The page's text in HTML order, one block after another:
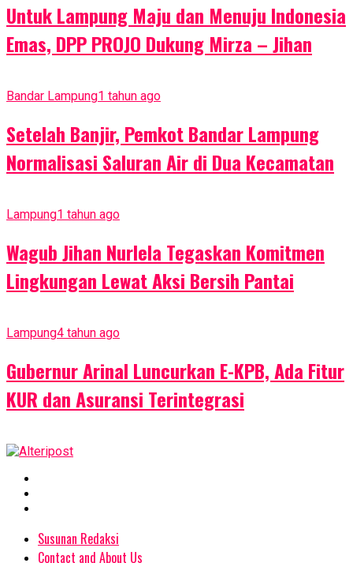
Untuk Lampung Maju dan Menuju Indonesia
Emas, DPP PROJO Dukung Mirza – Jihan
Bandar Lampung1 tahun ago
Setelah Banjir, Pemkot Bandar Lampung
Normalisasi Saluran Air di Dua Kecamatan
Lampung1 tahun ago
Wagub Jihan Nurlela Tegaskan Komitmen
Lingkungan Lewat Aksi Bersih Pantai
Lampung4 tahun ago
Gubernur Arinal Luncurkan E-KPB, Ada Fitur
KUR dan Asuransi Terintegrasi
Susunan Redaksi
Contact and About Us